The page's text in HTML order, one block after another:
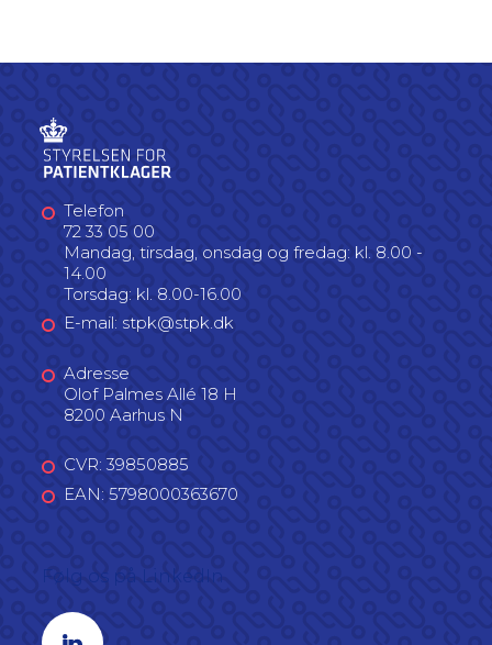
Telefon
72 33 05 00
Mandag, tirsdag, onsdag og fredag: kl. 8.00 -
14.00
Torsdag: kl. 8.00-16.00
E-mail: stpk@stpk.dk
Adresse
Olof Palmes Allé 18 H
8200 Aarhus N
CVR: 39850885
EAN: 5798000363670
Linkedin profil